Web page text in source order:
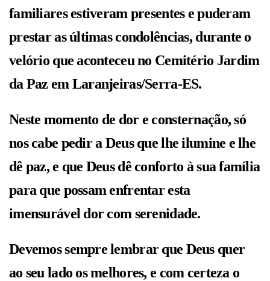
familiares estiveram presentes e puderam
prestar as últimas condolências, durante o
velório que aconteceu no Cemitério Jardim
da Paz em Laranjeiras/Serra-ES.
Neste momento de dor e consternação, só
nos cabe pedir a Deus que lhe ilumine e lhe
dê paz, e que Deus dê conforto à sua família
para que possam enfrentar esta
imensurável dor com serenidade.
Devemos sempre lembrar que Deus quer
ao seu lado os melhores, e com certeza o